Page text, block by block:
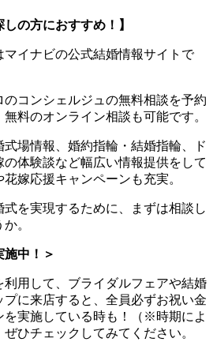
の方におすすめ！】
イナビの公式結婚情報サイトで
のコンシェルジュの無料相談を予約
無料のオンライン相談も可能です。
場情報、婚約指輪・結婚指輪、ド
体験談など幅広い情報提供をして
嫁応援キャンペーンも充実。
式を実現するために、まずは相談し
。
施中！＞
用して、ブライダルフェアや結婚
に来店すると、 全員必ずお祝い金
を実施している時も！（※時期によ
ひチェックしてみてください。